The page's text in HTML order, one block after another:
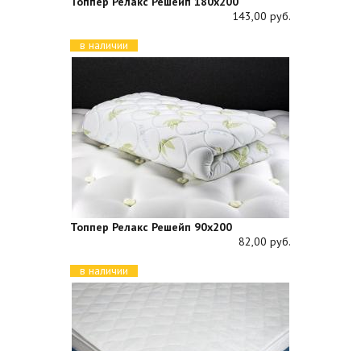
143,00 руб.
в наличии
Топпер Релакс Решейп 90х200
82,00 руб.
в наличии